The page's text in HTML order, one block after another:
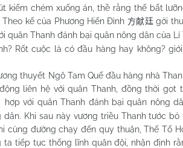
kiếm chém xuống án, thề rằng thế bất
kế của Phương Hiến Đình 方献廷 gởi
quân Thanh đánh bại quân nông dân của
Rốt cuộc là có đầu hàng hay không?
Ngô Tam Quế đầu hàng nhà
liên hệ với quân Thanh, đồng thời gọt
hợp với quân Thanh đánh bại quân nông
Khi sau này vương triều Thanh tước
cùng đường chạy đến quy thuận, Thế Tổ
tiếp tục thống lĩnh quân đội, nhận định